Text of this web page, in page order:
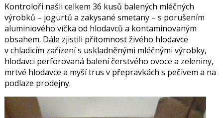
Kontroloři našli celkem 36 kusů balených mléčných
výrobků – jogurtů a zakysané smetany – s porušením
aluminiového víčka od hlodavců a kontaminovaným
obsahem. Dále zjistili přítomnost živého hlodavce
v chladicím zařízení s uskladněnými mléčnými výrobky,
hlodavci perforovaná balení čerstvého ovoce a zeleniny,
mrtvé hlodavce a myší trus v přepravkách s pečivem a na
podlaze prodejny.